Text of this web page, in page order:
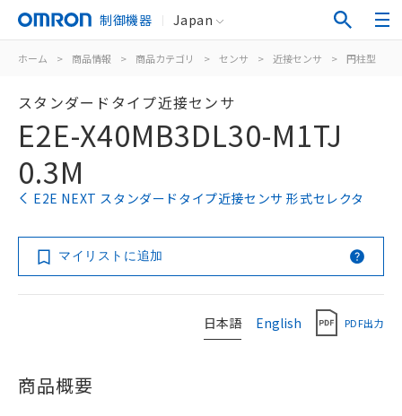
制御機器 Japan
ホーム > 商品情報 > 商品カテゴリ > センサ > 近接センサ > 円柱型
スタンダードタイプ近接センサ
E2E-X40MB3DL30-M1TJ
0.3M
E2E NEXT スタンダードタイプ近接センサ 形式セレクタ
マイリストに追加
日本語 English PDF出力
商品概要